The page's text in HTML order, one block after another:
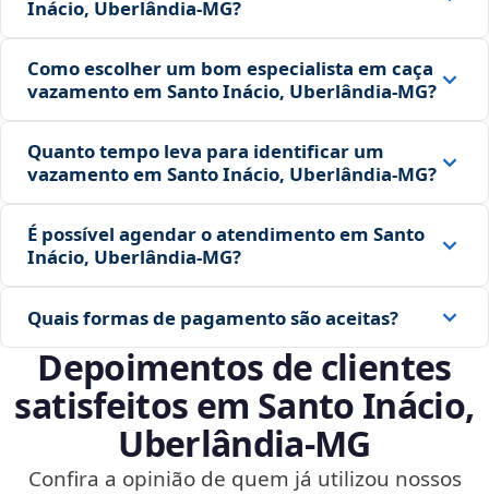
Inácio, Uberlândia‑MG?
Como escolher um bom especialista em caça
vazamento em Santo Inácio, Uberlândia‑MG?
Quanto tempo leva para identificar um
vazamento em Santo Inácio, Uberlândia‑MG?
É possível agendar o atendimento em Santo
Inácio, Uberlândia‑MG?
Quais formas de pagamento são aceitas?
Depoimentos de clientes
satisfeitos em Santo Inácio,
Uberlândia‑MG
Confira a opinião de quem já utilizou nossos